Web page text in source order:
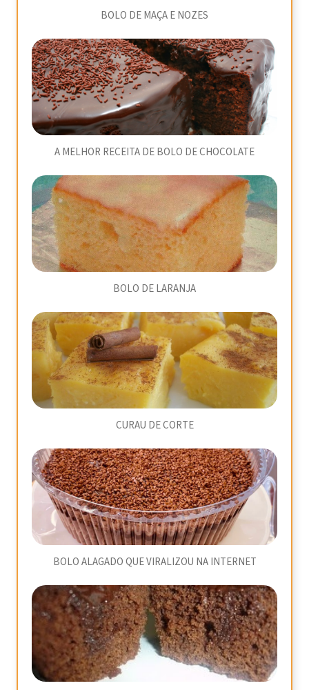
BOLO DE MAÇA E NOZES
A MELHOR RECEITA DE BOLO DE CHOCOLATE
BOLO DE LARANJA
CURAU DE CORTE
BOLO ALAGADO QUE VIRALIZOU NA INTERNET